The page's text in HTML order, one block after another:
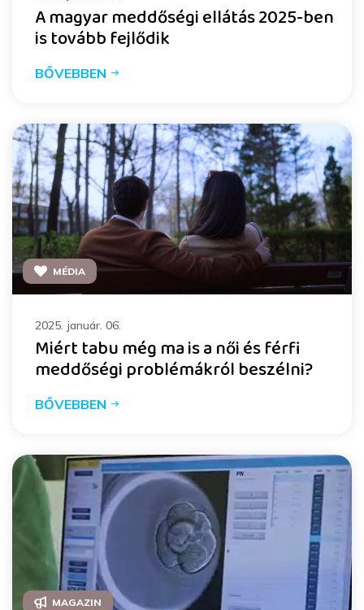
A magyar meddőségi ellátás 2025-ben
is tovább fejlődik
BŐVEBBEN
MÉDIA
2025. január. 06.
Miért tabu még ma is a női és férfi
meddőségi problémákról beszélni?
BŐVEBBEN
MAGAZIN